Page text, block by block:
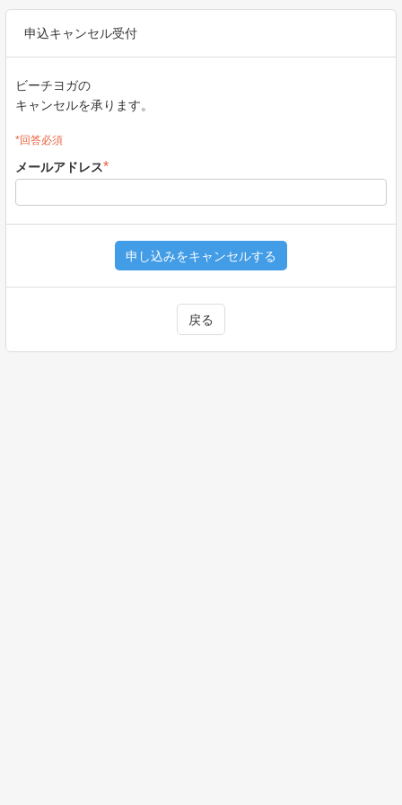
申込キャンセル受付
ビーチヨガの
キャンセルを承ります。
*回答必須
メールアドレス*
戻る